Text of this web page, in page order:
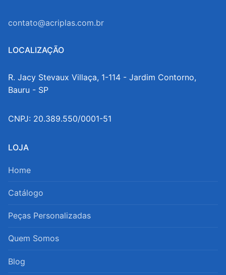
contato@acriplas.com.br
LOCALIZAÇÃO
R. Jacy Stevaux Villaça, 1-114 - Jardim Contorno,
Bauru - SP
CNPJ: 20.389.550/0001-51
LOJA
Home
Catálogo
Peças Personalizadas
Quem Somos
Blog